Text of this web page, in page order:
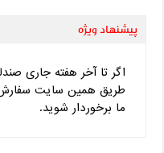
پیشنهاد ویژه
اگر تا آخر هفته جاری
طریق همین سایت سفارش
ما برخوردار شوید.